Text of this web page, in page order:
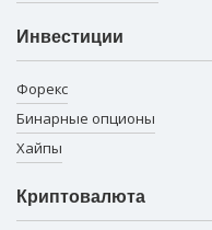
Инвестиции
Форекс
Бинарные опционы
Хайпы
Криптовалюта